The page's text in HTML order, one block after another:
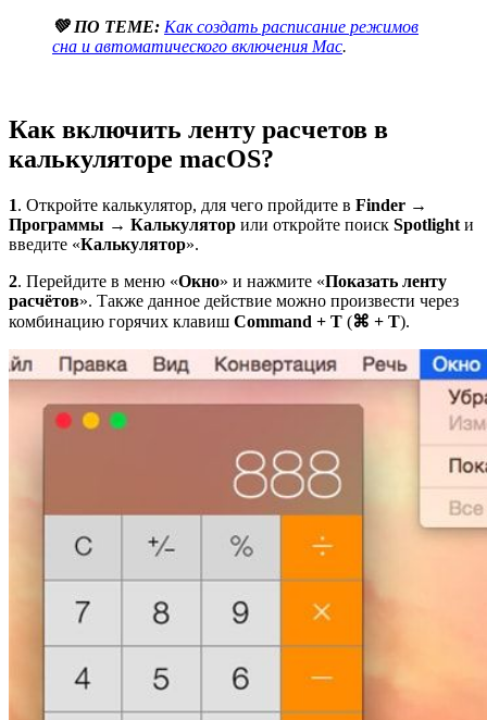
💚 ПО ТЕМЕ: Как создать расписание режимов
сна и автоматического включения Mac.
Как включить ленту расчетов в
калькуляторе macOS?
1. Откройте калькулятор, для чего пройдите в Finder →
Программы → Калькулятор или откройте поиск Spotlight и
введите «Калькулятор».
2. Перейдите в меню «Окно» и нажмите «Показать ленту
расчётов». Также данное действие можно произвести через
комбинацию горячих клавиш Command + T (⌘ + T).